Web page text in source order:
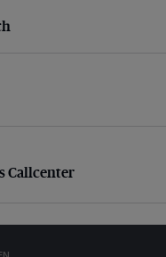
Callcenter